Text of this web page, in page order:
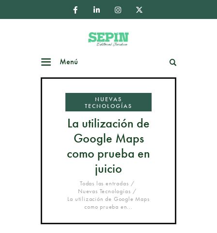
Menú
NUEVAS
TECNOLOGÍAS
La utilización de
Google Maps
como prueba en
juicio
Todas las entradas
Nuevas Tecnologías
La utilización de Google Maps
como prueba en...